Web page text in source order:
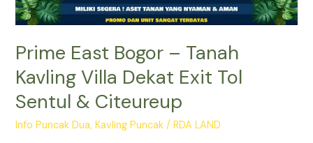
Prime East Bogor – Tanah
Kavling Villa Dekat Exit Tol
Sentul & Citeureup
Info Puncak Dua,Kavling Puncak /RDA LAND